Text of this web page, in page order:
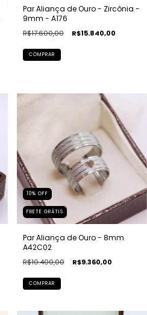
Par Aliança de Ouro - Zircônia -
9mm - A176
R$17.600,00 R$15.840,00
COMPRAR
10% OFF
FRETE GRÁTIS
Par Aliança de Ouro - 8mm 
A42C02
R$10.400,00 R$9.360,00
COMPRAR